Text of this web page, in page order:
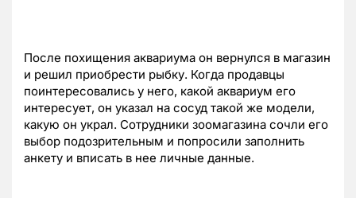
После похищения аквариума он вернулся в магазин
и решил приобрести рыбку. Когда продавцы
поинтересовались у него, какой аквариум его
интересует, он указал на сосуд такой же модели,
какую он украл. Сотрудники зоомагазина сочли его
выбор подозрительным и попросили заполнить
анкету и вписать в нее личные данные.